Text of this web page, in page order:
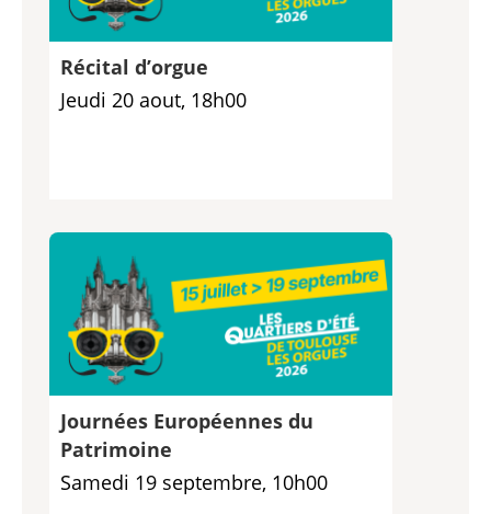
Récital d’orgue
Jeudi 20 aout, 18h00
Journées Européennes du
Patrimoine
Samedi 19 septembre, 10h00